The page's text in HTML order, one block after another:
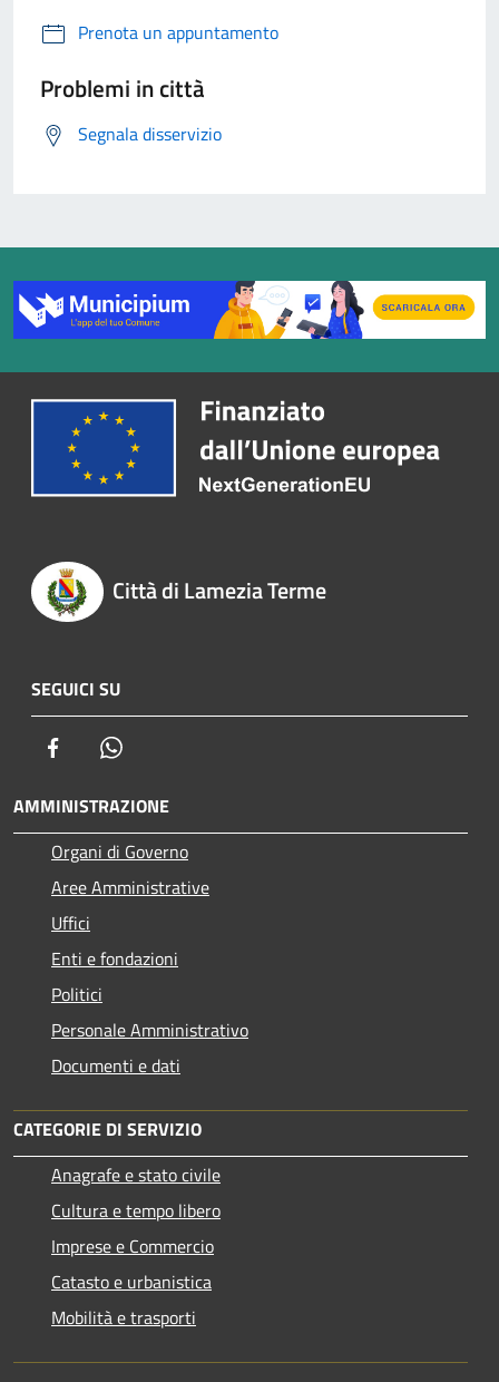
Prenota un appuntamento
Problemi in città
Segnala disservizio
Città di Lamezia Terme
SEGUICI SU
Facebook
AMMINISTRAZIONE
Organi di Governo
Aree Amministrative
Uffici
Enti e fondazioni
Politici
Personale Amministrativo
Documenti e dati
CATEGORIE DI SERVIZIO
Anagrafe e stato civile
Cultura e tempo libero
Imprese e Commercio
Catasto e urbanistica
Mobilità e trasporti